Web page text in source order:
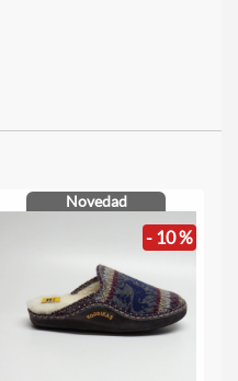
Novedad
- 10 %